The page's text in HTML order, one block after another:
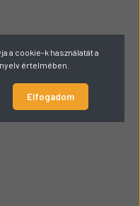
a cookie-k használatát a
értelmében.
Elfogadom